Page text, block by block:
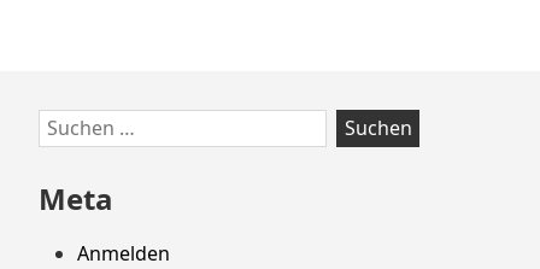
Zum
Footer
springen
Suchen
nach:
Meta
Anmelden